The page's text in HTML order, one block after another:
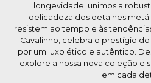
longevidade: unimos a
delicadeza dos detalhes
resistem ao tempo e às
Cavalinho, celebra o prestígio
por um luxo ético e autêntico.
explore a nossa nova coleção e
em cada